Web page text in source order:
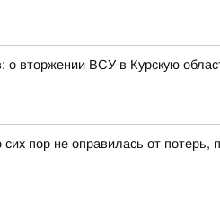
о вторжении ВСУ в Курскую
сих пор не оправилась от